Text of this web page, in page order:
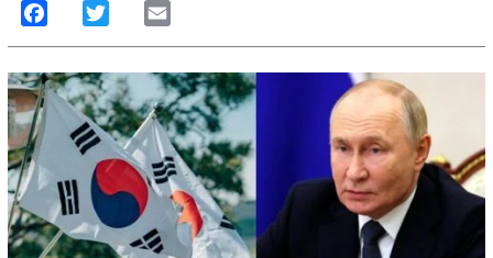
Facebook Twitter